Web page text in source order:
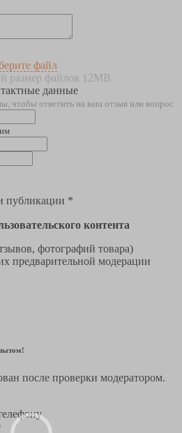
файл
размер файлов 12MB
данные
чтобы ответить на ваш отзыв или вопрос
публикации *
контента
фотографий товара)
предварительной модерации
после проверки модератором.